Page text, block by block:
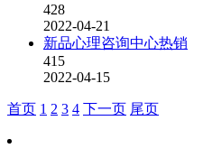
428
2022-04-21
新品心理咨询中心热销
415
2022-04-15
首页 1 2 3 4 下一页 尾页